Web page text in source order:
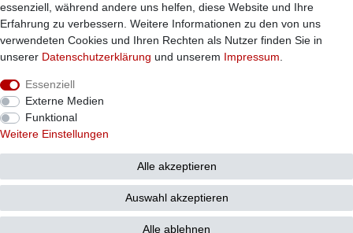
Infos
Zahlung / Versand
Individuelle Anfertigung
Bestellung widerrufen
essenziell, während andere uns helfen, diese Website und Ihre
Erfahrung zu verbessern. Weitere Informationen zu den von uns
verwendeten Cookies und Ihren Rechten als Nutzer finden Sie in
unserer Daten­schutz­erklärung und unserem Impressum
Essenziell
Externe Medien
Funktional
Weitere Einstellungen
Alle akzeptieren
Auswahl akzeptieren
Alle ablehnen
© Copyright 2026 Sticker Shop Strerath